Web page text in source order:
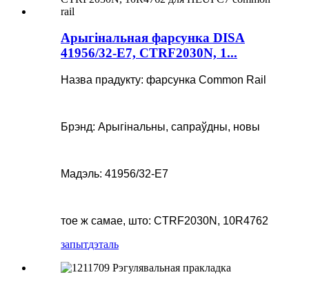
Арыгінальная фарсунка DISA
41956/32-E7, CTRF2030N, 1...
Назва прадукту: фарсунка Common Rail
Брэнд: Арыгінальны, сапраўдны, новы
Мадэль: 41956/32-E7
тое ж самае, што: CTRF2030N, 10R4762
запытдэталь